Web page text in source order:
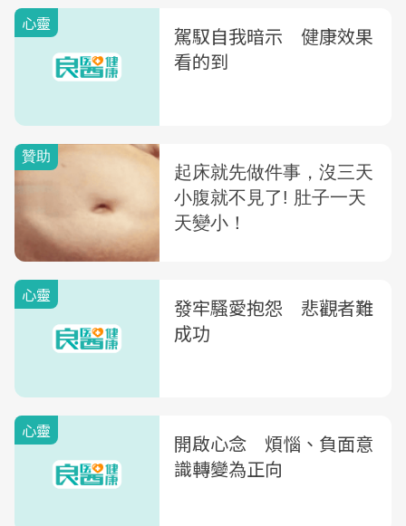
心靈
駕馭自我暗示 健康效果
看的到
心靈
發牢騷愛抱怨 悲觀者難
成功
心靈
開啟心念 煩惱、負面意
識轉變為正向